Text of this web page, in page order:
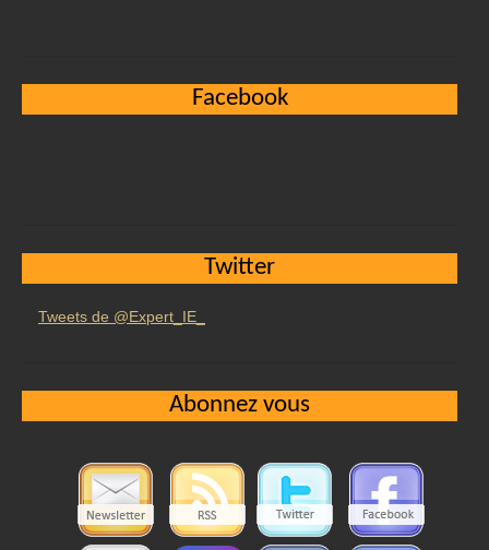
Facebook
Twitter
Tweets de @Expert_IE_
Abonnez vous